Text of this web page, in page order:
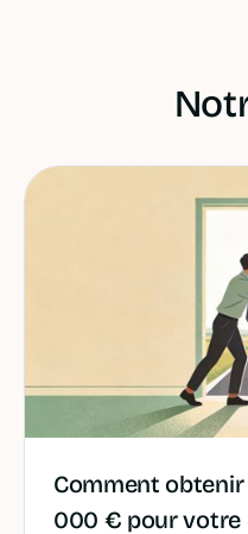
Comment
000 € pour votre